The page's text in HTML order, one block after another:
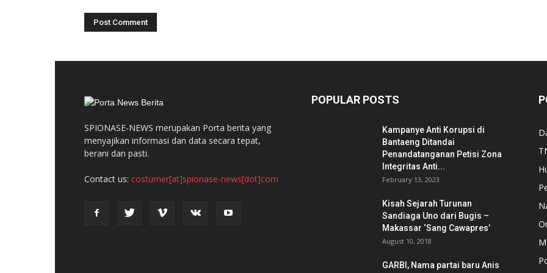
SPIONASE-NEWS merupakan Porta berita yang
menyajikan informasi dan data secara tepat,
berani dan pasti.
Contact us: costumer[at]spionase-news[dot]com
POPULAR POSTS
Kampanye Anti Korupsi di
Bantaeng Ditandai
Penandatanganan Petisi Zona
Integritas Anti...
February 13, 2023
Kisah Sejarah Turunan
Sandiaga Uno dari Bugis –
Makassar ‘Sang Cawapres’
August 10, 2018
GARBI, Nama partai baru Anis